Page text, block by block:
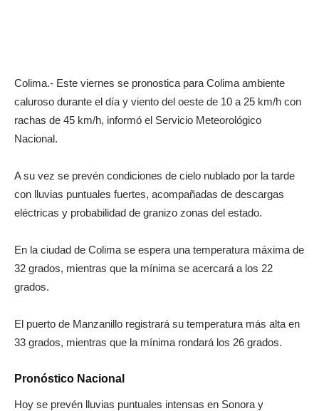
Colima.- Este viernes se pronostica para Colima ambiente
caluroso durante el día y viento del oeste de 10 a 25 km/h con
rachas de 45 km/h, informó el Servicio Meteorológico
Nacional.
A su vez se prevén condiciones de cielo nublado por la tarde
con lluvias puntuales fuertes, acompañadas de descargas
eléctricas y probabilidad de granizo zonas del estado.
En la ciudad de Colima se espera una temperatura máxima de
32 grados, mientras que la mínima se acercará a los 22
grados.
El puerto de Manzanillo registrará su temperatura más alta en
33 grados, mientras que la mínima rondará los 26 grados.
Pronóstico Nacional
Hoy se prevén lluvias puntuales intensas en Sonora y